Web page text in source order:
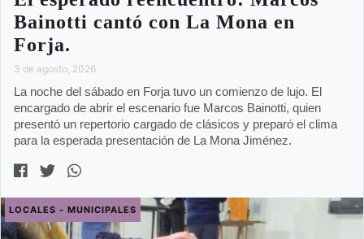
Bainotti cantó con La Mona en
Forja.
3 de agosto, 2026
La noche del sábado en Forja tuvo un comienzo de lujo. El
encargado de abrir el escenario fue Marcos Bainotti, quien
presentó un repertorio cargado de clásicos y preparó el clima
para la esperada presentación de La Mona Jiménez.
LOCALES - MUNICIPALES